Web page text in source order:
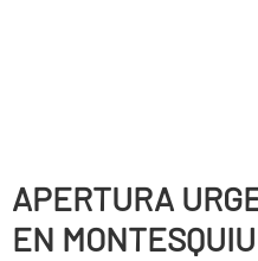
APERTURA
EN MONTESQUIU